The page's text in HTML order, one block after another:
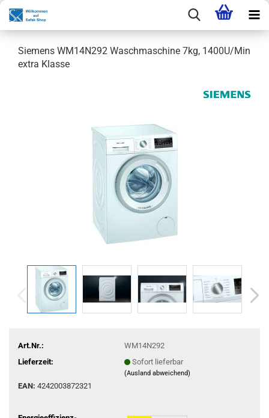
Siemens WM14N292 Waschmaschine 7kg, 1400U/Min
extra Klasse
Art.Nr.:
WM14N292
Lieferzeit:
Sofort lieferbar
(Ausland abweichend)
EAN: 4242003872321